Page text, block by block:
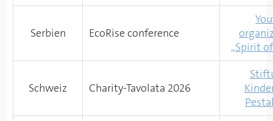
Serbien EcoRise conference
,,Spirit
Schweiz Charity-Tavolata 2026